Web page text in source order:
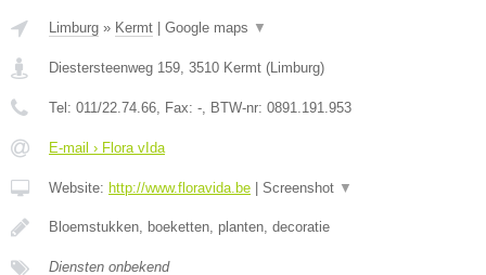
Limburg » Kermt | Google maps ▼
Diestersteenweg 159 3510 Kermt (Limburg)
Tel: 011/22.74.66 , Fax: - , BTW-nr: 0891.191.953
E-mail › Flora vIda
Website: http://www.floravida.be | Screenshot ▼
Bloemstukken, boeketten, planten, decoratie
Diensten onbekend